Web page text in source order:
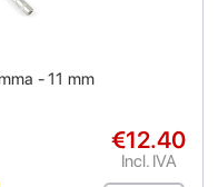
- 11 mm
€12.40
Incl. IVA